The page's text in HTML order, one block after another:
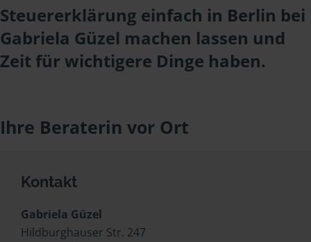
Steuererklärung einfach in Berlin bei
Gabriela Güzel machen lassen und
Zeit für wichtigere Dinge haben.
Ihre Beraterin vor Ort
Kontakt
Gabriela Güzel
Hildburghauser Str. 247